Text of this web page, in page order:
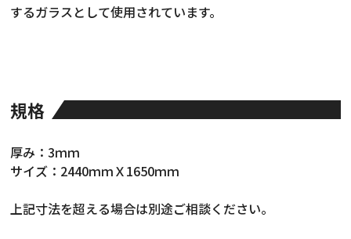
するガラスとして使用されています。
規格
厚み：3ｍｍ
サイズ：2440ｍｍＸ1650ｍｍ
上記寸法を超える場合は別途ご相談ください。